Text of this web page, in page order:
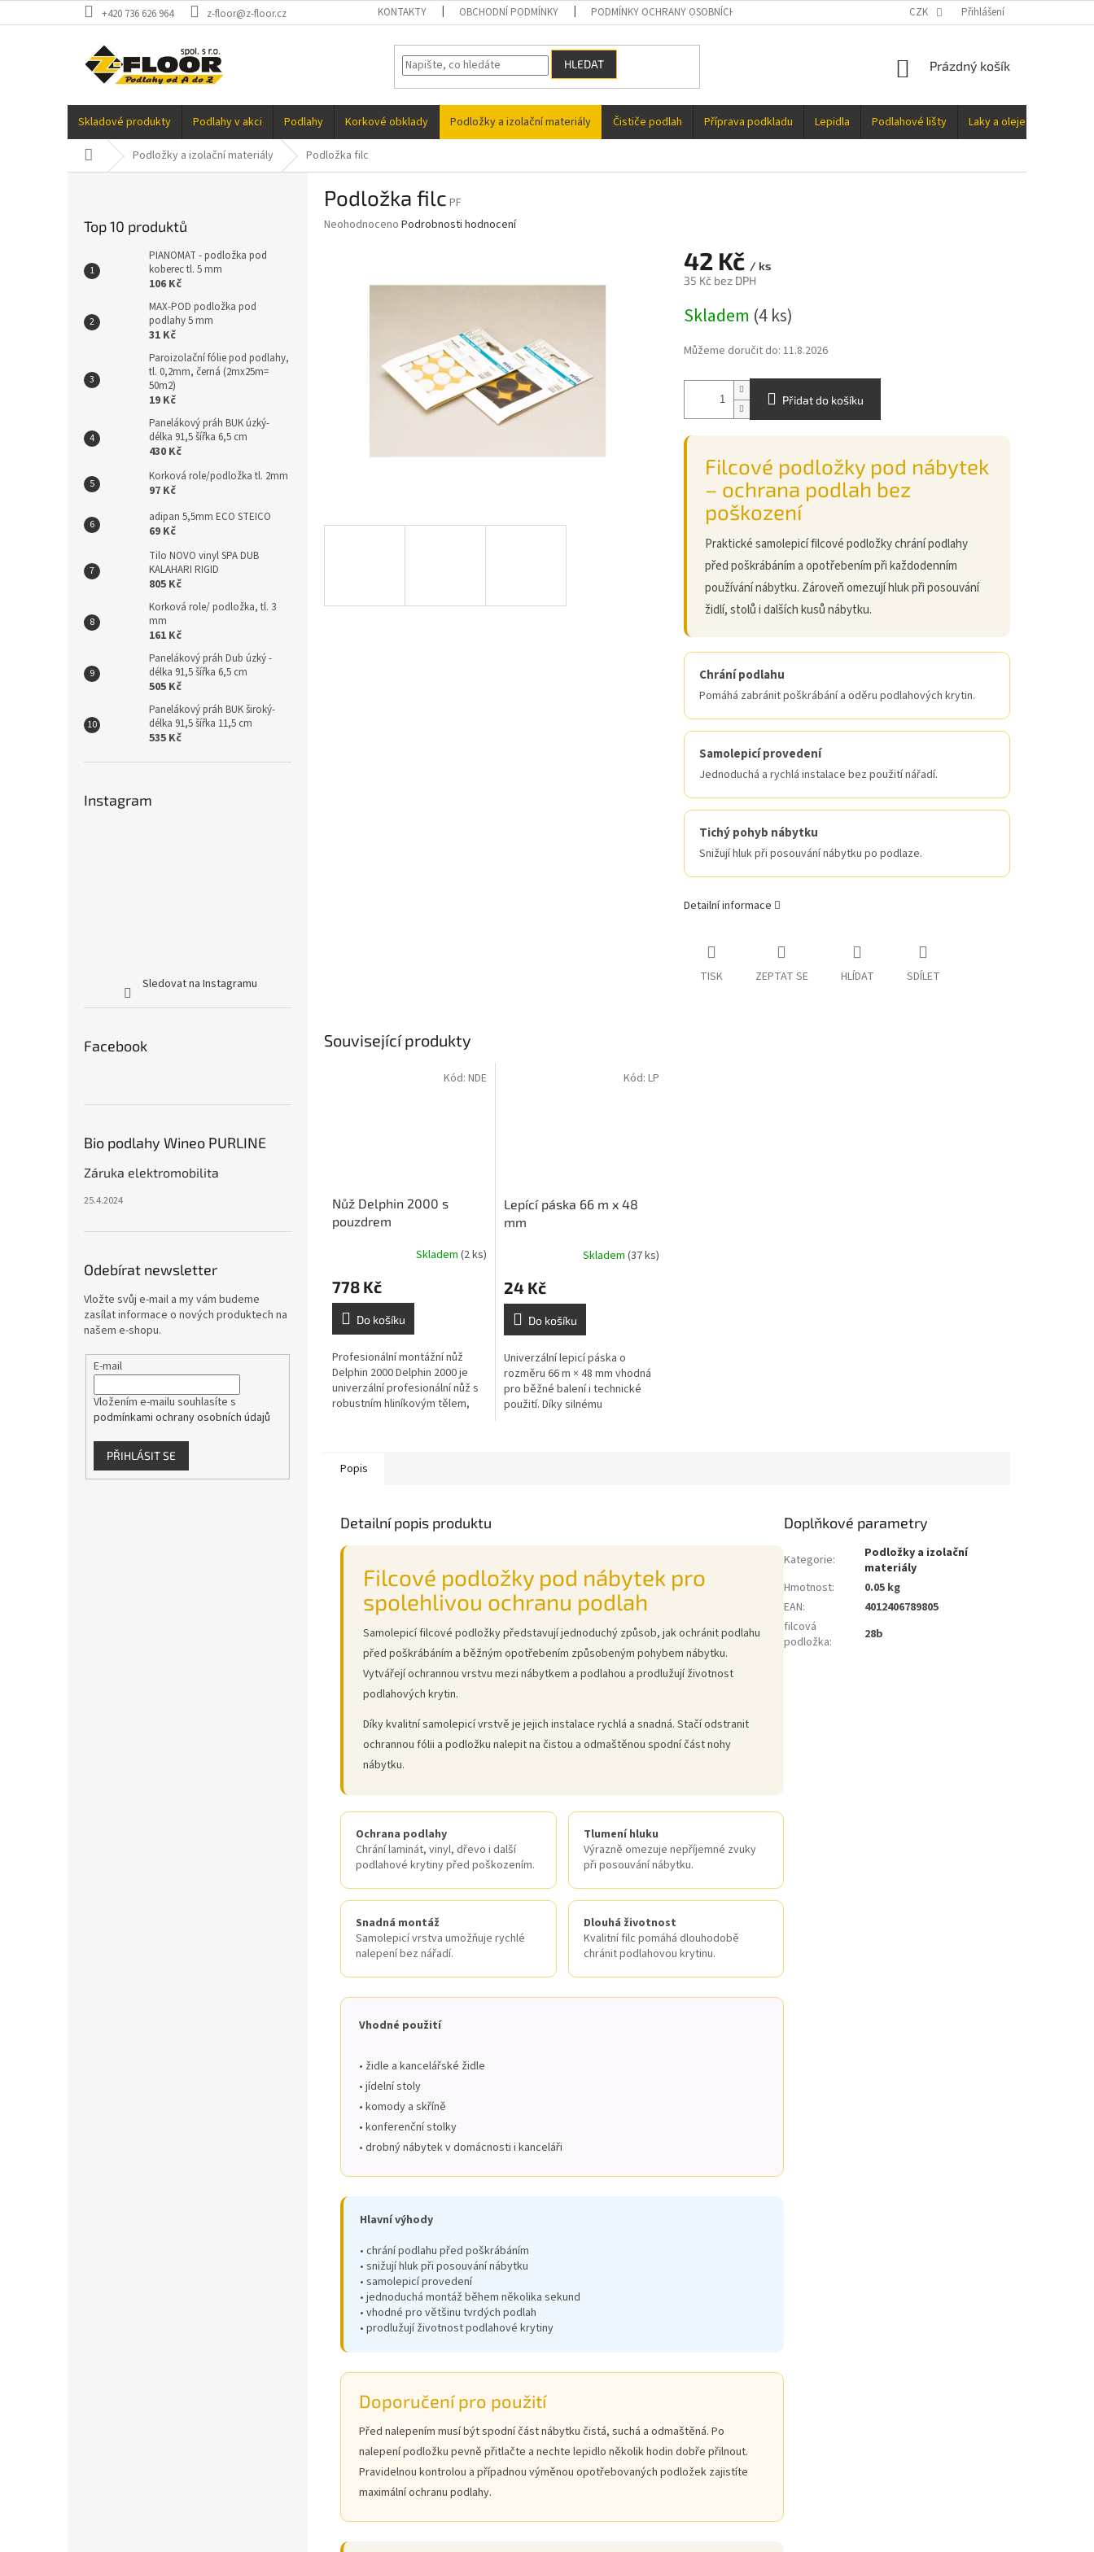
na
+420 736 626 964 z-floor@z-floor.cz KONTAKTY OBCHODNÍ PODMÍNKY PODMÍNKY OCHRANY OSOBNÍCH ÚDAJŮ CZK Přihlášení
HLEDAT
NÁKUPNÍ
Prázdný košík
Skladové produkty Podlahy v akci Podlahy Korkové obklady Podložky a izolační materiály Čističe podlah Příprava podkladu Lepidla Podlahové lišty Laky a oleje
Domů Podložky a izolační materiály Podložka filc
Top 10 produktů
PIANOMAT - podložka pod
koberec tl. 5 mm
106 Kč
MAX-POD podložka pod
podlahy 5 mm
31 Kč
Paroizolační fólie pod podlahy,
tl. 0,2mm, černá (2mx25m=
50m2)
19 Kč
Panelákový práh BUK úzký-
délka 91,5 šířka 6,5 cm
430 Kč
Korková role/podložka tl. 2mm
97 Kč
adipan 5,5mm ECO STEICO
69 Kč
Tilo NOVO vinyl SPA DUB
KALAHARI RIGID
805 Kč
Korková role/ podložka, tl. 3
mm
161 Kč
Panelákový práh Dub úzký -
délka 91,5 šířka 6,5 cm
505 Kč
Panelákový práh BUK široký-
délka 91,5 šířka 11,5 cm
535 Kč
Instagram
Sledovat na Instagramu
Facebook
Bio podlahy Wineo PURLINE
Záruka elektromobilita
25.4.2024
Odebírat newsletter
Vložte svůj e-mail a my vám budeme
zasílat informace o nových produktech na
našem e-shopu.
E-mail
Vložením e-mailu souhlasíte s
podmínkami ochrany osobních údajů
PŘIHLÁSIT SE
Podložka filc PF
Průměrné
Neohodnoceno Podrobnosti hodnocení
42 Kč / ks
35 Kč bez DPH
cena:
Skladem (4 ks)
Můžeme doručit do: 11.8.2026
Přidat do košíku
Filcové podložky pod nábytek
– ochrana podlah bez
poškození
Praktické samolepicí filcové podložky chrání podlahy
před poškrábáním a opotřebením při každodenním
používání nábytku. Zároveň omezují hluk při posouvání
židlí, stolů i dalších kusů nábytku.
Chrání podlahu
Pomáhá zabránit poškrábání a oděru podlahových krytin.
Samolepicí provedení
Jednoduchá a rychlá instalace bez použití nářadí.
Tichý pohyb nábytku
Snižují hluk při posouvání nábytku po podlaze.
Detailní informace
TISK ZEPTAT SE HLÍDAT SDÍLET
Související produkty
Nůž Delphin 2000 s
pouzdrem
Skladem (2 ks)
778 Kč
Do košíku
Profesionální montážní nůž
Delphin 2000 Delphin 2000 je
univerzální profesionální nůž s
robustním hliníkovým tělem,
Kód: NDE
Lepící páska 66 m x 48
mm
Skladem (37 ks)
24 Kč
Do košíku
Univerzální lepicí páska o
rozměru 66 m × 48 mm vhodná
pro běžné balení i technické
použití. Díky silnému
Kód: LP
Popis
Detailní popis produktu
Filcové podložky pod nábytek pro
spolehlivou ochranu podlah
Samolepicí filcové podložky představují jednoduchý způsob, jak ochránit podlahu
před poškrábáním a běžným opotřebením způsobeným pohybem nábytku.
Vytvářejí ochrannou vrstvu mezi nábytkem a podlahou a prodlužují životnost
podlahových krytin.
Díky kvalitní samolepicí vrstvě je jejich instalace rychlá a snadná. Stačí odstranit
ochrannou fólii a podložku nalepit na čistou a odmaštěnou spodní část nohy
nábytku.
Ochrana podlahy
Chrání laminát, vinyl, dřevo i další
podlahové krytiny před poškozením.
Tlumení hluku
Výrazně omezuje nepříjemné zvuky
při posouvání nábytku.
Snadná montáž
Samolepicí vrstva umožňuje rychlé
nalepení bez nářadí.
Dlouhá životnost
Kvalitní filc pomáhá dlouhodobě
chránit podlahovou krytinu.
Vhodné použití
• židle a kancelářské židle
• jídelní stoly
• komody a skříně
• konferenční stolky
• drobný nábytek v domácnosti i kanceláři
Hlavní výhody
• chrání podlahu před poškrábáním
• snižují hluk při posouvání nábytku
• samolepicí provedení
• jednoduchá montáž během několika sekund
• vhodné pro většinu tvrdých podlah
• prodlužují životnost podlahové krytiny
Doporučení pro použití
Před nalepením musí být spodní část nábytku čistá, suchá a odmaštěná. Po
nalepení podložku pevně přitlačte a nechte lepidlo několik hodin dobře přilnout.
Pravidelnou kontrolou a případnou výměnou opotřebovaných podložek zajistíte
maximální ochranu podlahy.
Doplňkové parametry
Kategorie:
Podložky a izolační
materiály
Hmotnost:
0.05 kg
EAN:
4012406789805
filcová
podložka: 28b